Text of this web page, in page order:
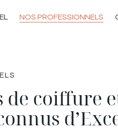
NOS PROFESSIONNELS
de coiffure